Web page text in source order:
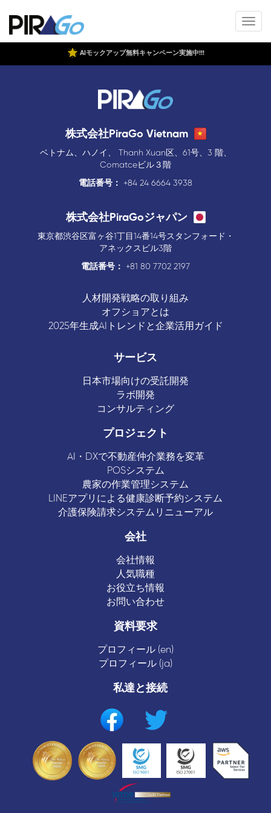
AIモックアップ無料キャンペーン実施中!!!
株式会社PiraGo Vietnam
ベトナム、ハノイ、 Thanh Xuan区、61号、3 階、
Comatceビル３階
電話番号：
+84 24 6664 3938
株式会社PiraGoジャパン
東京都渋谷区富ヶ谷1丁目14番14号スタンフォード・
アネックスビル3階
電話番号：
+81 80 7702 2197
人材開発戦略の取り組み
オフショアとは
2025年生成AIトレンドと企業活用ガイド
サービス
日本市場向けの受託開発
ラボ開発
コンサルティング
プロジェクト
AI・DXで不動産仲介業務を変革
POSシステム
農家の作業管理システム
LINEアプリによる健康診断予約システム
介護保険請求システムリニューアル
会社
会社情報
人気職種
お役立ち情報
お問い合わせ
資料要求
プロフィール (en)
プロフィール (ja)
私達と接続